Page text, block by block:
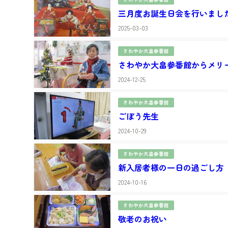
三月度お誕生日会を行いまし
2025-03-03
さわやか大畠参番館
さわやか大畠参番館からメリ
2024-12-25
さわやか大畠参番館
ごぼう先生
2024-10-29
さわやか大畠参番館
新入居者様の一日の過ごし方
2024-10-16
さわやか大畠参番館
敬老のお祝い